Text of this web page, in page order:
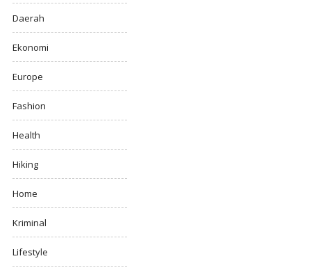
Daerah
Ekonomi
Europe
Fashion
Health
Hiking
Home
Kriminal
Lifestyle